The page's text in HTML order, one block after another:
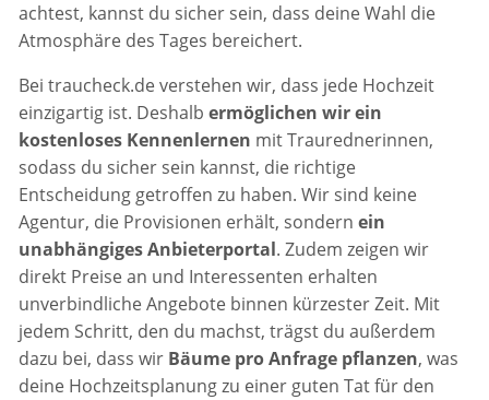
achtest, kannst du sicher sein, dass deine Wahl die
Atmosphäre des Tages bereichert.
Bei traucheck.de verstehen wir, dass jede Hochzeit
einzigartig ist. Deshalbermöglichen wir ein
kostenloses Kennenlernen mit Traurednerinnen,
sodass du sicher sein kannst, die richtige
Entscheidung getroffen zu haben. Wir sind keine
Agentur, die Provisionen erhält, sondernein
unabhängiges Anbieterportal. Zudem zeigen wir
direkt Preise an und Interessenten erhalten
unverbindliche Angebote binnen kürzester Zeit. Mit
jedem Schritt, den du machst, trägst du außerdem
dazu bei, dass wir Bäume pro Anfrage pflanzen, was
deine Hochzeitsplanung zu einer guten Tat für den